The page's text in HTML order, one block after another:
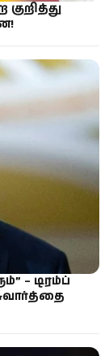
– டிரம்ப்